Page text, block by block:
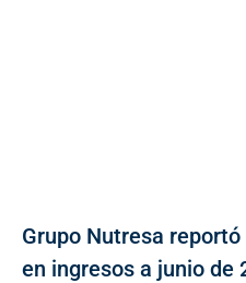
Grupo Nutresa
en ingresos a junio de